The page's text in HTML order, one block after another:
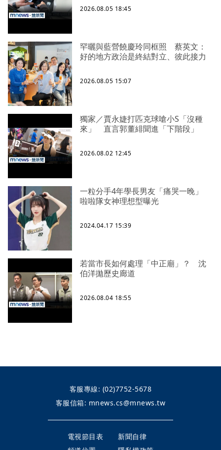
2026.08.05 18:45
罕曬與藍營饒慶玲同框照 蔡英文：
好的地方政治是終結對立、彼此接力
2026.08.05 15:07
獨家／賈永婕打匹克球嗆小S「沒種
來」 直言郭董緋聞進「下階段」
2026.08.02 12:45
一粒分手4年學長男友「痛哭一晚」
啦啦隊女神理想型曝光
2024.04.17 15:39
若當市長如何處理「中正廟」？ 沈
伯洋拋歷史廊道
2026.08.04 18:55
客服專線: (02)7752-5678
客服信箱: mnews.cs@mnews.tw
電視節目表
新聞自律